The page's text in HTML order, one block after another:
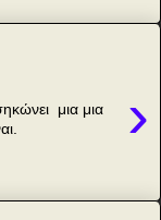
›
μια μια